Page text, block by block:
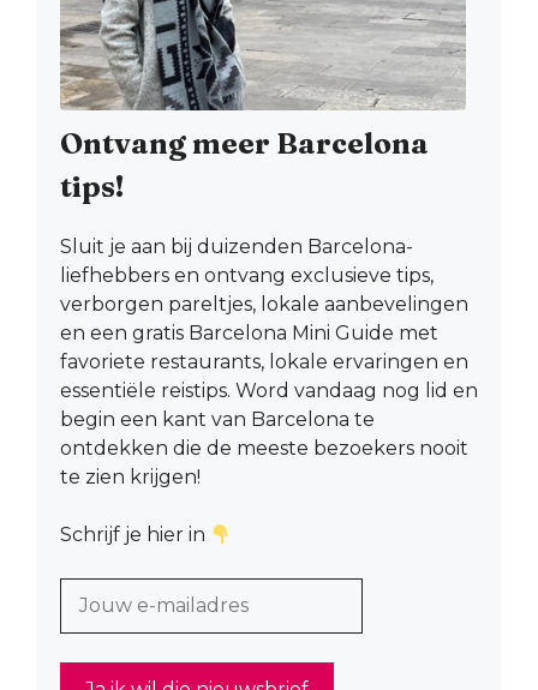
Ontvang meer Barcelona
tips!
Sluit je aan bij duizenden Barcelona-
liefhebbers en ontvang exclusieve tips,
verborgen pareltjes, lokale aanbevelingen
en een gratis Barcelona Mini Guide met
favoriete restaurants, lokale ervaringen en
essentiële reistips. Word vandaag nog lid en
begin een kant van Barcelona te
ontdekken die de meeste bezoekers nooit
te zien krijgen!
Schrijf je hier in